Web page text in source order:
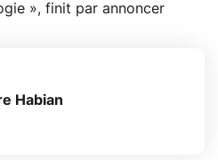
», finit par annoncer
Habian